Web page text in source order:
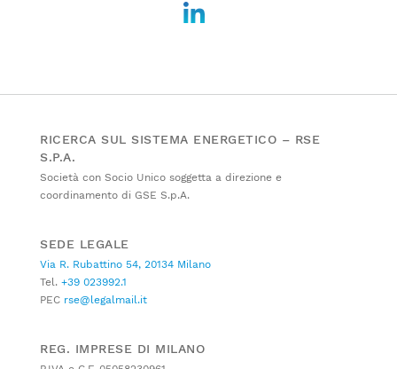
RICERCA SUL SISTEMA ENERGETICO – RSE
S.P.A.
Società con Socio Unico soggetta a direzione e
coordinamento di GSE S.p.A.
SEDE LEGALE
Via R. Rubattino 54, 20134 Milano
Tel. +39 023992.1
PEC rse@legalmail.it
REG. IMPRESE DI MILANO